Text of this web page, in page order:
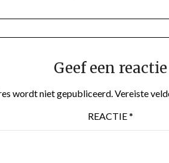
Geef een reactie
wordt niet gepubliceerd.Vereiste
REACTIE*